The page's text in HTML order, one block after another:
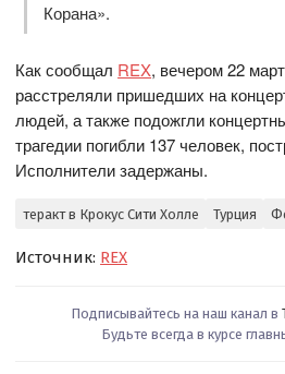
Корана».
Как сообщал REX, вечером 22
расстреляли пришедших на
людей, а также подожгли
трагедии погибли 137 человек,
Исполнители задержаны.
теракт в Крокус Сити Холле Турция
Источник: REX
Подписывайтесь на наш канал в
Будьте всегда в курсе